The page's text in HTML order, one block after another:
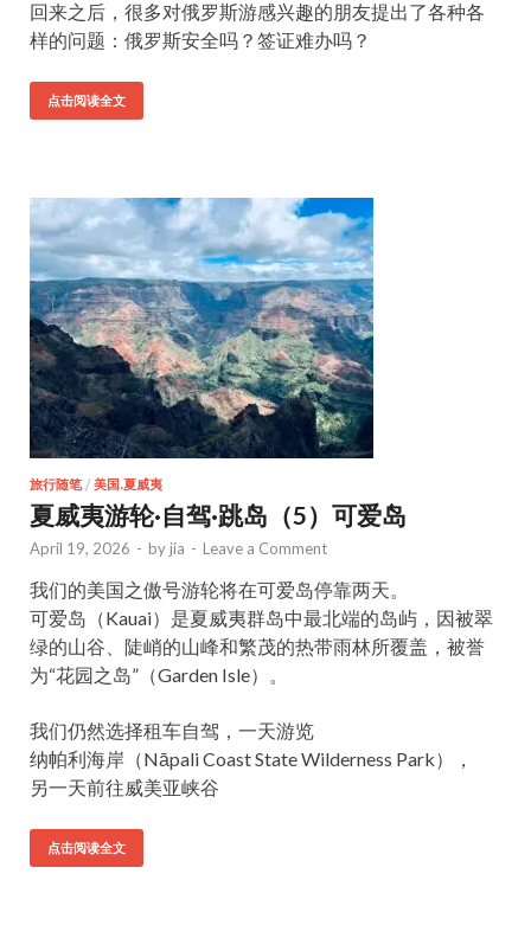
回来之后，很多对俄罗斯游感兴趣的朋友提出了各种各
样的问题：俄罗斯安全吗？签证难办吗？
点击阅读全文
旅行随笔 / 美国.夏威夷
夏威夷游轮·自驾·跳岛（5）可爱岛
April 19, 2026 - by jia - Leave a Comment
我们的美国之傲号游轮将在可爱岛停靠两天。
可爱岛（Kauai）是夏威夷群岛中最北端的岛屿，因被翠
绿的山谷、陡峭的山峰和繁茂的热带雨林所覆盖，被誉
为“花园之岛”（Garden Isle）。
我们仍然选择租车自驾，一天游览
纳帕利海岸（Nāpali Coast State Wilderness Park），
另一天前往威美亚峡谷
点击阅读全文